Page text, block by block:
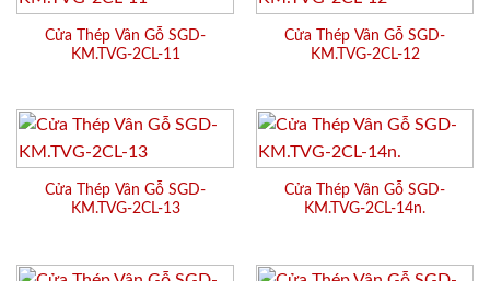
Cửa Thép Vân Gỗ SGD-
KM.TVG-2CL-11
Cửa Thép Vân Gỗ SGD-
KM.TVG-2CL-12
Cửa Thép Vân Gỗ SGD-
KM.TVG-2CL-13
Cửa Thép Vân Gỗ SGD-
KM.TVG-2CL-14n.